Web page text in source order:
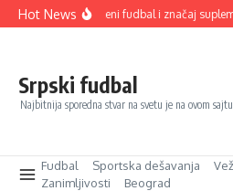
Прескочи на
Hot NewsSavremeni fudbal i značaj
Srpski fudbal
Najbitnija sporedna stvar na svetu je na ovom
Fudbal Sportska dešavanja
Zanimljivosti
Beograd